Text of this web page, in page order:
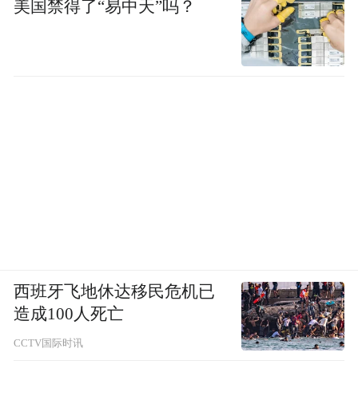
美国禁得了“易中天”吗？
西班牙飞地休达移民危机已
造成100人死亡
CCTV国际时讯